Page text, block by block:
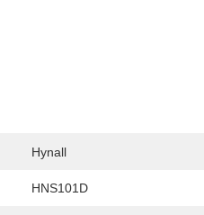
Hynall
HNS101D